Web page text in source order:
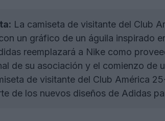
La camiseta de visitante del Club
un gráfico de un águila inspirado
reemplazará a Nike como
de su asociación y el comienzo de
de visitante del Club América
de los nuevos diseños de Adidas